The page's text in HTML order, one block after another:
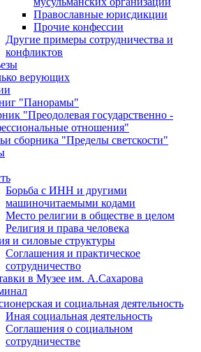
Православные юрисдикции
Прочие конфессии
Другие примеры сотрудничества и
конфликтов
верующих
"Панорамы"
"Преодолевая государственно -
отношения"
сборника "Пределы светскости"
Борьба с ИНН и другими
машиночитаемыми кодами
Место религии в обществе в целом
Религия и права человека
и силовые структуры
Соглашения и практическое
сотрудничество
в Музее им. А.Сахарова
и социальная деятельность
Иная социальная деятельность
Соглашения о социальном
сотрудничестве